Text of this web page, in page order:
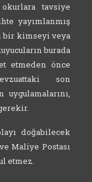
tavsiye
yayımlanmış
bir kimseyi veya
burada
etmeden önce
son
doğabilecek
Maliye Postası
etmez.